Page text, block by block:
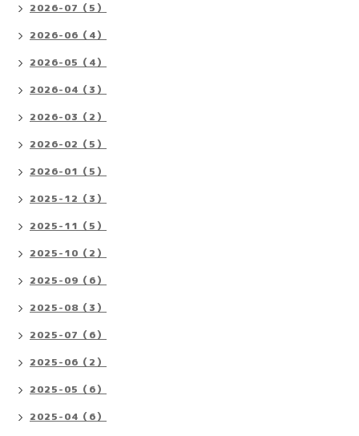
2026-07（5）
2026-06（4）
2026-05（4）
2026-04（3）
2026-03（2）
2026-02（5）
2026-01（5）
2025-12（3）
2025-11（5）
2025-10（2）
2025-09（6）
2025-08（3）
2025-07（6）
2025-06（2）
2025-05（6）
2025-04（6）